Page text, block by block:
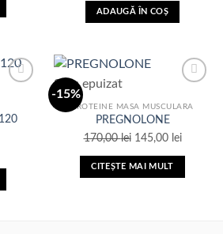
în
pagina
ADAUGĂ ÎN COȘ
-15%
in Lista
dorinte
Stoc epuizat
PROTEINE MASA MUSCULARA
PREGNOLONE
170,00lei Prețul
inițial
a
145,00 leiPrețul
curent
CITEȘTE MAI MULT